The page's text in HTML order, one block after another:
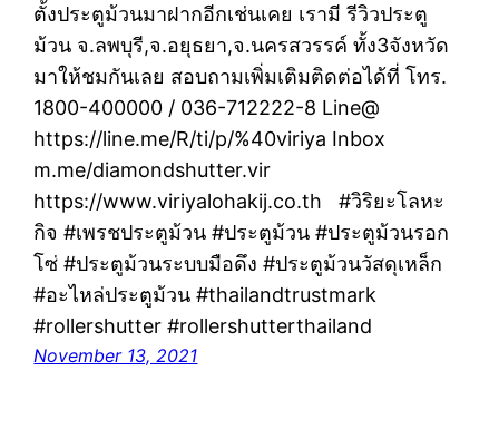
ตั้งประตูม้วนมาฝากอีกเช่นเคย เรามี รีวิวประตู
ม้วน จ.ลพบุรี,จ.อยุธยา,จ.นครสวรรค์ ทั้ง3จังหวัด
มาให้ชมกันเลย สอบถามเพิ่มเติมติดต่อได้ที่ โทร.
1800-400000 / 036-712222-8 Line@
https://line.me/R/ti/p/%40viriya Inbox
m.me/diamondshutter.vir
https://www.viriyalohakij.co.th #วิริยะโลหะ
กิจ #เพรชประตูม้วน #ประตูม้วน #ประตูม้วนรอก
โซ่ #ประตูม้วนระบบมือดึง #ประตูม้วนวัสดุเหล็ก
#อะไหล่ประตูม้วน #thailandtrustmark
#rollershutter #rollershutterthailand
November 13, 2021